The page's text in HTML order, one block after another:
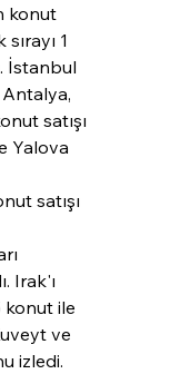
konut
1
İstanbul
Antalya,
satışı
Yalova
satışı
Irak'ı
konut ile
ve
izledi.